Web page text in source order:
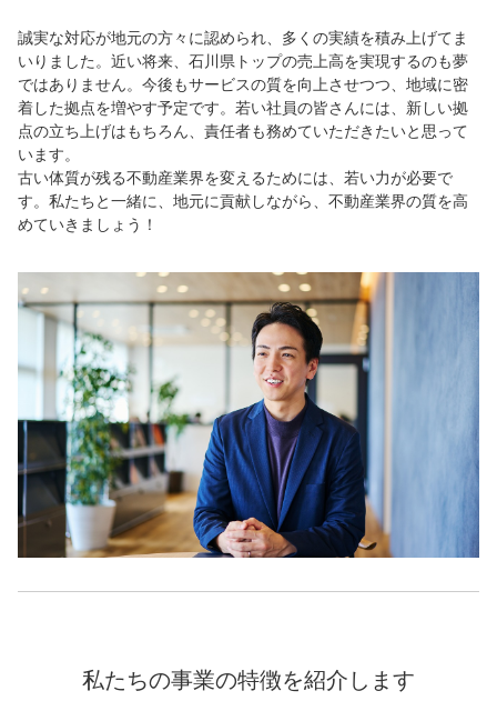
誠実な対応が地元の方々に認められ、多くの実績を積み上げてま
いりました。近い将来、石川県トップの売上高を実現するのも夢
ではありません。今後もサービスの質を向上させつつ、地域に密
着した拠点を増やす予定です。若い社員の皆さんには、新しい拠
点の立ち上げはもちろん、責任者も務めていただきたいと思って
います。
古い体質が残る不動産業界を変えるためには、若い力が必要で
す。私たちと一緒に、地元に貢献しながら、不動産業界の質を高
めていきましょう！
私たちの事業の特徴を紹介します